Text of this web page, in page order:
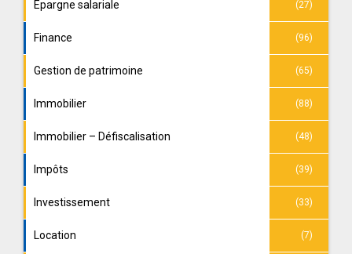
Épargne salariale (27)
Finance (96)
Gestion de patrimoine (65)
Immobilier (88)
Immobilier – Défiscalisation (48)
Impôts (39)
Investissement (33)
Location (7)